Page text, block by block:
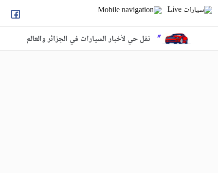
نقل حي لأخبار السيارات في الجزائر والعالم